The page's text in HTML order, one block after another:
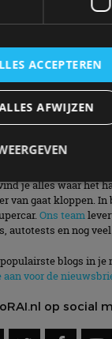
je alles waar het
van gaat kloppen. In
Ons team
autotests en nog veel
blogs in je
aan voor de
op social
ACCEPTEREN
AFWIJZEN
Prestatie
Niet-
cookies maken de
van de website
goed worden gebruikt
cookies.